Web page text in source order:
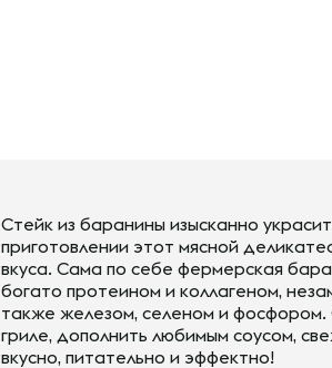
Стейк из баранины изысканно
приготовлении этот мясной
вкуса. Сама по себе фермерская
богато протеином и коллагеном,
также железом, селеном и фосфором.
гриле, дополнить любимым соусом,
вкусно, питательно и эффектно!